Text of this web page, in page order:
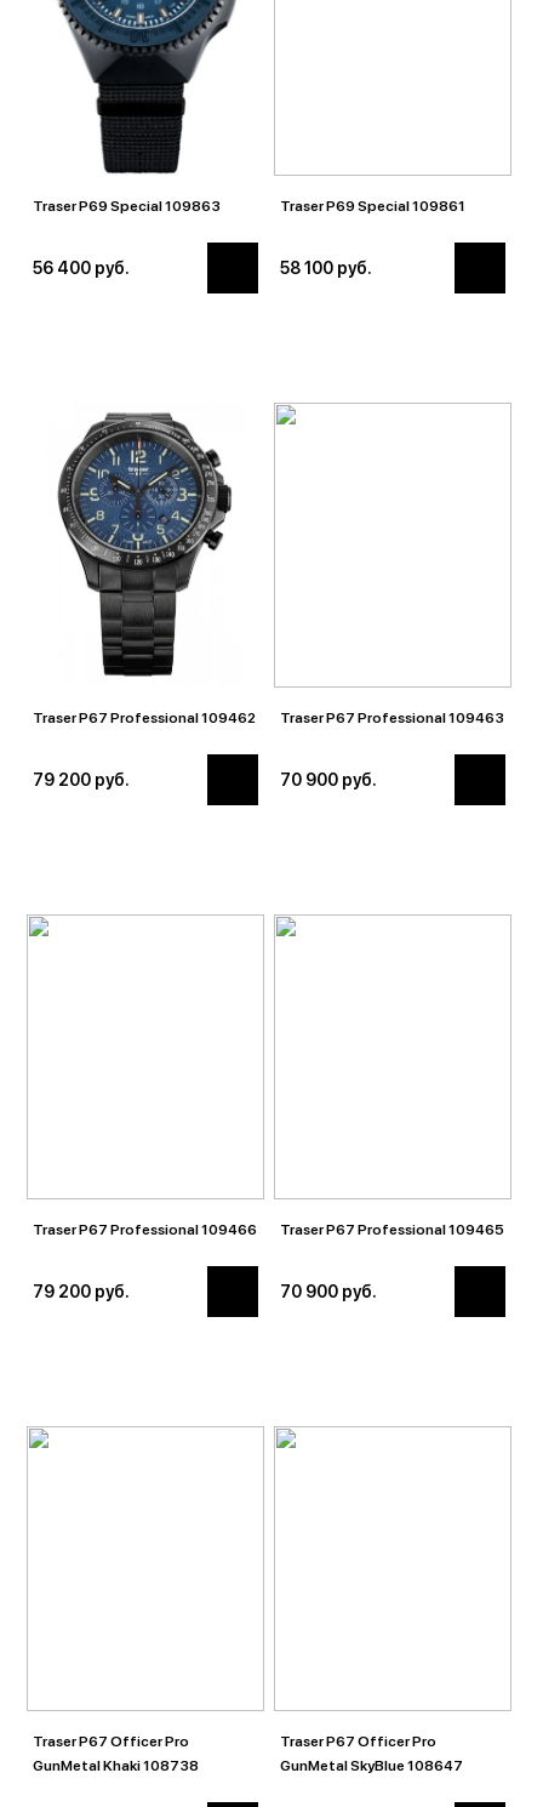
Traser P69 Special 109863
56 400 руб.
Traser P69 Special 109861
58 100 руб.
Traser P67 Professional 109462
79 200 руб.
Traser P67 Professional 109463
70 900 руб.
Traser P67 Professional 109466
79 200 руб.
Traser P67 Professional 109465
70 900 руб.
Traser P67 Officer Pro
GunMetal Khaki 108738
Traser P67 Officer Pro
GunMetal SkyBlue 108647